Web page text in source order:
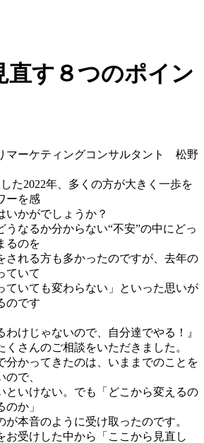
直す８つのポイン
マーケティングコンサルタント 松野
た2022年、多くの方が大きく一歩を
ーを感
いかがでしょうか？
うなるか分からない“不安”の中にどっ
るのを
される方も多かったのですが、去年の
ていて
ていても変わらない」といった思いが
のです
わけじゃないので、自分達でやる！』
くさんのご相談をいただきました。
分かってきたのは、いままでのことを
で、
といけない。でも「どこから変えるの
か」
が本音のように受け取ったのです。
お受けした中から「ここから見直し